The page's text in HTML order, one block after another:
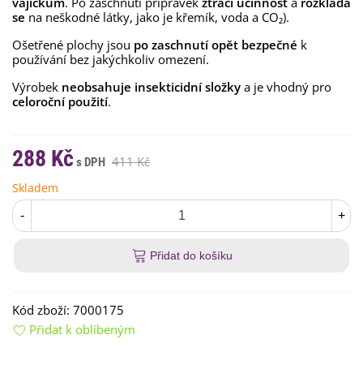
se na neškodné látky, jako je křemík, voda a CO₂).
Ošetřené plochy jsou po zaschnutí opět bezpečné k
používání bez jakýchkoliv omezení.
Výrobek neobsahuje insekticidní složky a je vhodný pro
celoroční použití.
288 Kč 411 Kč
Skladem
- +
Přidat do košíku
Kód zboží: 7000175
Přidat k oblíbeným